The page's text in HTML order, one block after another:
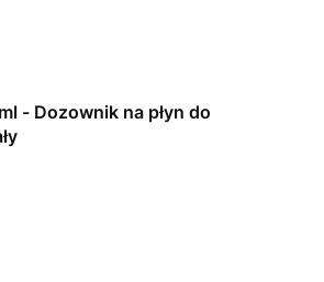
- Dozownik na płyn do